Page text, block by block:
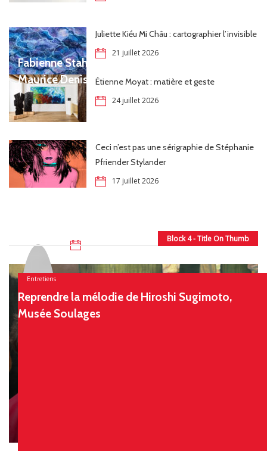
Juliette Kiều Mi Châu : cartographier l’invisible
21 juillet 2026
Étienne Moyat : matière et geste
24 juillet 2026
Ceci n’est pas une sérigraphie de Stéphanie
Pfriender Stylander
17 juillet 2026
Block 4 - Title On Thumb
Fabienne Stahl, en perpétuel dialogue avec
Maurice Denis
Entretiens
Reprendre la mélodie de Hiroshi Sugimoto,
Musée Soulages